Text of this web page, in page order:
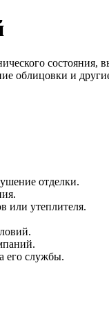
облицовки и
отделки.
или утеплителя.
его службы.